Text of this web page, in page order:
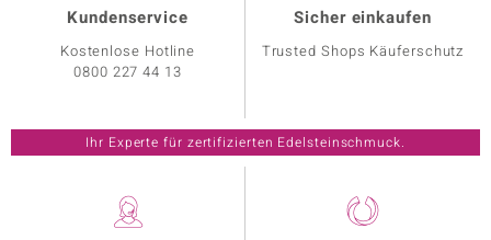
Kundenservice
Kostenlose Hotline
0800 227 44 13
Sicher einkaufen
Trusted Shops Käuferschutz
Ihr Experte für zertifizierten Edelsteinschmuck.